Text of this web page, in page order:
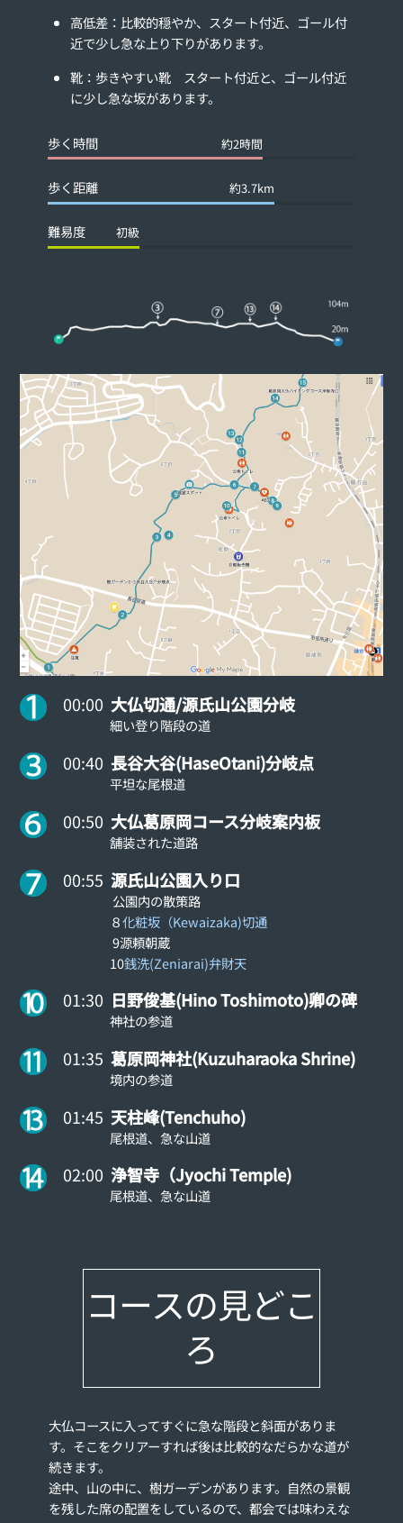
高低差：比較的穏やか、スタート付近、ゴール付
近で少し急な上り下りがあります。
靴：歩きやすい靴 スタート付近と、ゴール付近
に少し急な坂があります。
歩く時間 約2時間
歩く距離 約3.7km
難易度 初級
00:00大仏切通/源氏山公園分岐
細い登り階段の道
00:40 長谷大谷(HaseOtani)分岐点
平坦な尾根道
00:50 大仏葛原岡コース分岐案内板
舗装された道路
00:55源氏山公園入り口
公園内の散策路
８化粧坂（Kewaizaka)切通
9源頼朝蔵
10銭洗(Zeniarai)弁財天
01:30 日野俊基(Hino Toshimoto)卿の碑
神社の参道
01:35 葛原岡神社(Kuzuharaoka Shrine)
境内の参道
01:45 天柱峰(Tenchuho)
尾根道、急な山道
02:00 浄智寺（Jyochi Temple)
尾根道、急な山道
コースの見どこ
ろ
大仏コースに入ってすぐに急な階段と斜面がありま
す。そこをクリアーすれば後は比較的なだらかな道が
続きます。
途中、山の中に、樹ガーデンがあります。自然の景観
を残した席の配置をしているので、都会では味わえな